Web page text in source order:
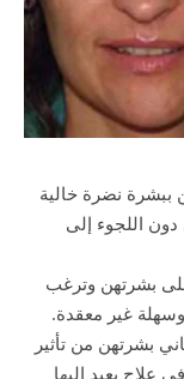
ببشرة نضرة خالية
اللجوء إلى
بشرتهن وترغب
وسهلة غير معقدة.
بشرتهن من تأثير
علاج يعيد إليها